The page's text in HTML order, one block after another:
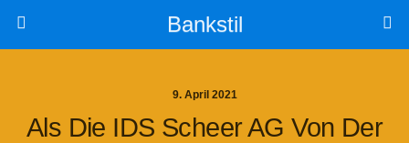
Bankstil
9. April 2021
Als Die IDS Scheer AG Von Der